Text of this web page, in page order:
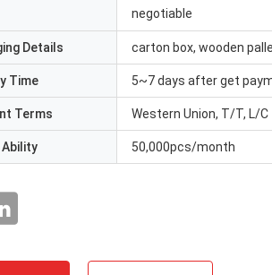
negotiable
Details carton box, wooden
Time 5~7 days after get
Terms Western Union, T/T, L/C
Ability 50,000pcs/month